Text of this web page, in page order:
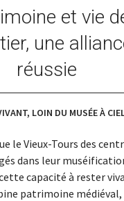
et vie
une
réussie
LOIN DU MUSÉE À
le Vieux-Tours des
dans leur
capacité à rester
patrimoine médiéval,